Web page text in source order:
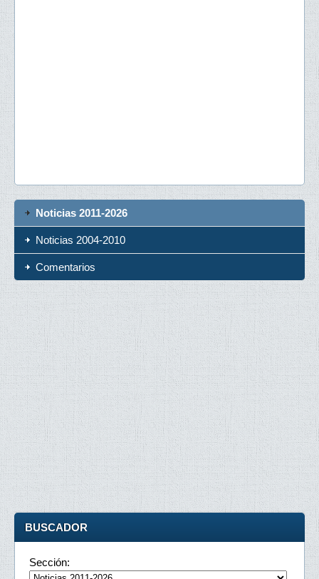
Noticias 2011-2026
Noticias 2004-2010
Comentarios
BUSCADOR
Sección: